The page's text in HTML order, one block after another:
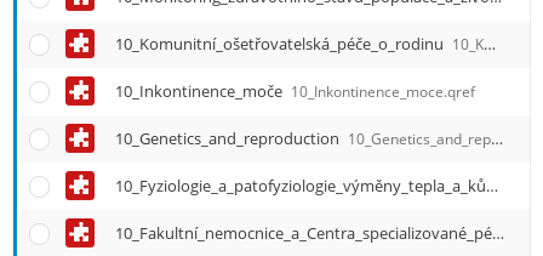
10_Komunitní_ošetřovatelská_péče_o_rodinu 10_Komunitni_osetrovatelska_pece_o_rodinu.qref
10_Inkontinence_moče 10_Inkontinence_moce.qref
10_Genetics_and_reproduction 10_Genetics_and_reproduction.qref
10_Fyziologie_a_patofyziologie_výměny_tepla_a_kůže
10_Fakultní_nemocnice_a_Centra_specializované_péče